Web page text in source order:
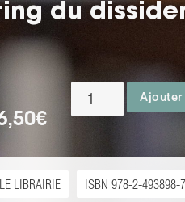
du
€
Ajouter
LIBRAIRIE ISBN 978-2-493898-